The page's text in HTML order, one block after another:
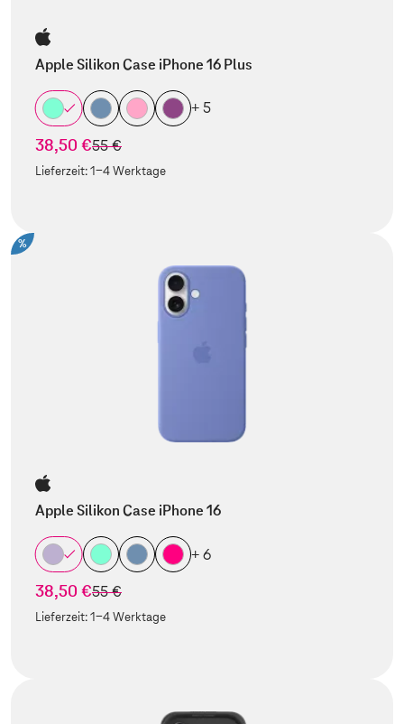
Apple Silikon Case iPhone 16 Plus
+ 5
38,50 €statt
55 €
Lieferzeit:1-4 Werktage
%
Apple Silikon Case iPhone 16
+ 6
38,50 €statt
55 €
Lieferzeit:1-4 Werktage